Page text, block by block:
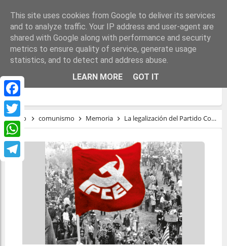
Facebook
Twitter
WhatsApp
LA LEGALIZACIÓN DEL PARTIDO
COMUNISTA DE ESPAÑA
Inicio comunismo Memoria La legalización del Partido Comunista de España
This site uses cookies from Google to deliver its services
and to analyze traffic. Your IP address and user-agent are
shared with Google along with performance and security
metrics to ensure quality of service, generate usage
statistics, and to detect and address abuse.
LEARN MORE
GOT IT